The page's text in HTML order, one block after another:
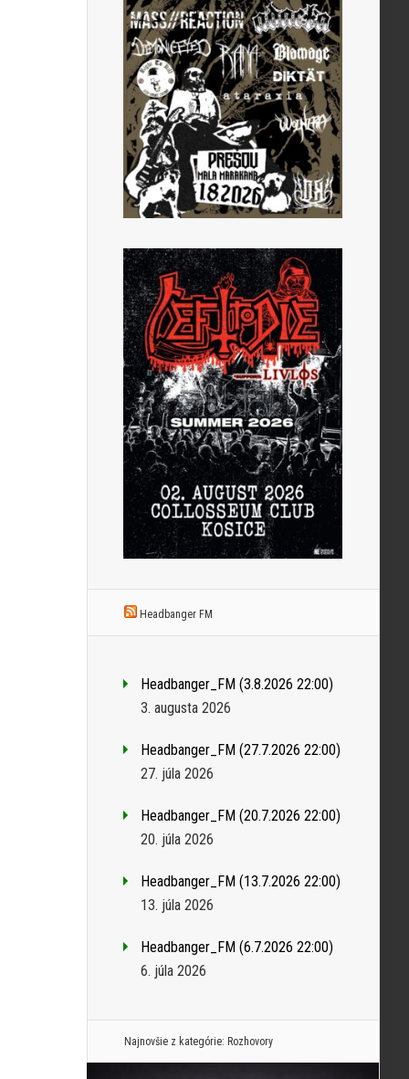
Headbanger FM
Headbanger_FM (3.8.2026 22:00)
3. augusta 2026
Headbanger_FM (27.7.2026 22:00)
27. júla 2026
Headbanger_FM (20.7.2026 22:00)
20. júla 2026
Headbanger_FM (13.7.2026 22:00)
13. júla 2026
Headbanger_FM (6.7.2026 22:00)
6. júla 2026
Najnovšie z kategórie: Rozhovory